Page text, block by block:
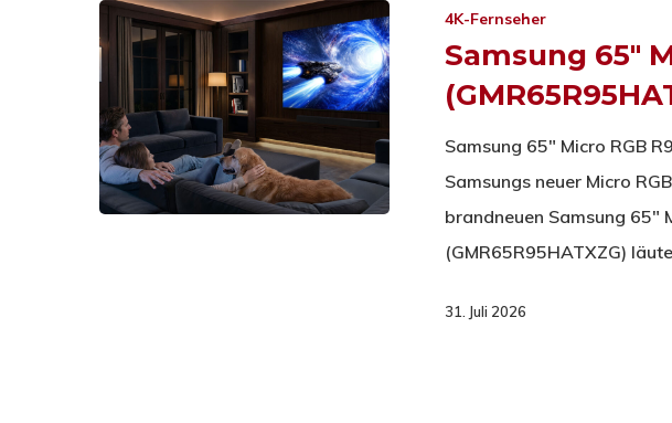
4K-Fernseher
Samsung 65″
Samsung 65" Micro RGB
Samsungs neuer Micro
brandneuen Samsung 65"
(GMR65R95HATXZG)
31. Juli 2026